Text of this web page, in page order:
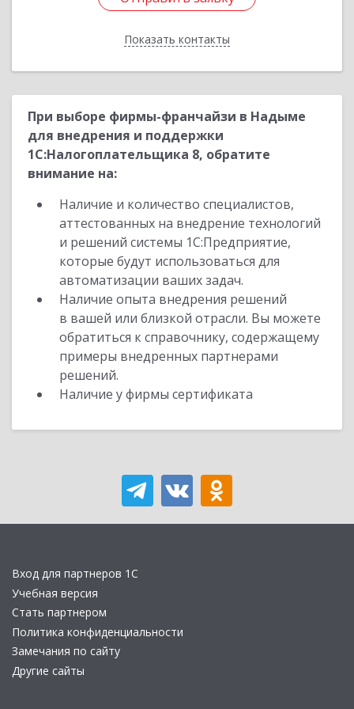
Показать контакты
Назад
При выборе фирмы-франчайзи в Надыме
для внедрения и поддержки
1С:Налогоплательщика 8, обратите
внимание на:
Наличие и количество специалистов,
аттестованных на внедрение технологий
и решений системы 1С:Предприятие,
которые будут использоваться для
автоматизации ваших задач.
Наличие опыта внедрения решений
в вашей или близкой отрасли. Вы можете
обратиться к справочнику, содержащему
примеры внедренных партнерами
решений.
Наличие у фирмы сертификата
Вход для партнеров 1С
Учебная версия
Стать партнером
Политика конфиденциальности
Замечания по сайту
Другие сайты